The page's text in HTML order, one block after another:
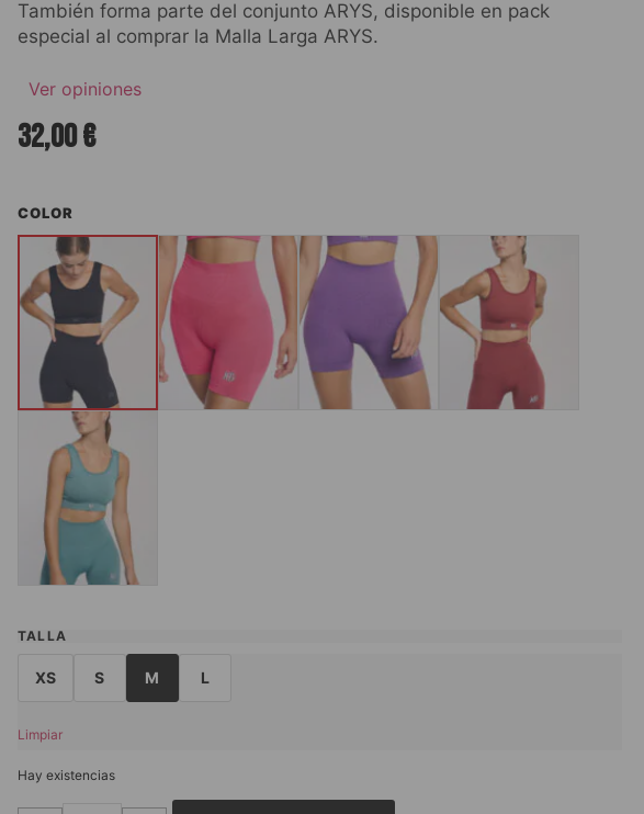
También forma parte del conjunto ARYS, disponible en pack
especial al comprar la Malla Larga ARYS.
Ver opiniones
32,00€
COLOR
TALLA
XS S M L
Limpiar
Hay existencias